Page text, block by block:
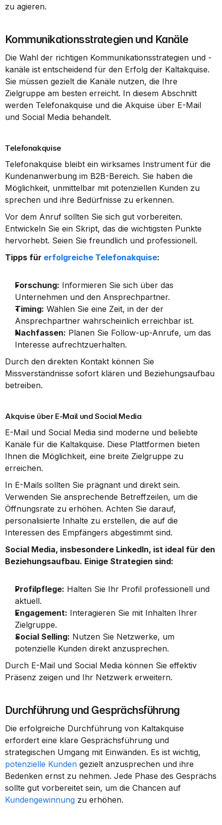
zu agieren.
Kommunikationsstrategien und Kanäle
Die Wahl der richtigen Kommunikationsstrategien und -
kanäle ist entscheidend für den Erfolg der Kaltakquise.
Sie müssen gezielt die Kanäle nutzen, die Ihre
Zielgruppe am besten erreicht. In diesem Abschnitt
werden Telefonakquise und die Akquise über E-Mail
und Social Media behandelt.
Telefonakquise
Telefonakquise bleibt ein wirksames Instrument für die
Kundenanwerbung im B2B-Bereich. Sie haben die
Möglichkeit, unmittelbar mit potenziellen Kunden zu
sprechen und ihre Bedürfnisse zu erkennen.
Vor dem Anruf sollten Sie sich gut vorbereiten.
Entwickeln Sie ein Skript, das die wichtigsten Punkte
hervorhebt. Seien Sie freundlich und professionell.
Tipps für erfolgreiche Telefonakquise:
Forschung: Informieren Sie sich über das
Unternehmen und den Ansprechpartner.
Timing: Wählen Sie eine Zeit, in der der
Ansprechpartner wahrscheinlich erreichbar ist.
Nachfassen: Planen Sie Follow-up-Anrufe, um das
Interesse aufrechtzuerhalten.
Durch den direkten Kontakt können Sie
Missverständnisse sofort klären und Beziehungsaufbau
betreiben.
Akquise über E-Mail und Social Media
E-Mail und Social Media sind moderne und beliebte
Kanäle für die Kaltakquise. Diese Plattformen bieten
Ihnen die Möglichkeit, eine breite Zielgruppe zu
erreichen.
In E-Mails sollten Sie prägnant und direkt sein.
Verwenden Sie ansprechende Betreffzeilen, um die
Öffnungsrate zu erhöhen. Achten Sie darauf,
personalisierte Inhalte zu erstellen, die auf die
Interessen des Empfängers abgestimmt sind.
Social Media, insbesondere LinkedIn, ist ideal für den
Beziehungsaufbau. Einige Strategien sind:
Profilpflege: Halten Sie Ihr Profil professionell und
aktuell.
Engagement: Interagieren Sie mit Inhalten Ihrer
Zielgruppe.
Social Selling: Nutzen Sie Netzwerke, um
potenzielle Kunden direkt anzusprechen.
Durch E-Mail und Social Media können Sie effektiv
Präsenz zeigen und Ihr Netzwerk erweitern.
Durchführung und Gesprächsführung
Die erfolgreiche Durchführung von Kaltakquise
erfordert eine klare Gesprächsführung und
potenzielle Kunden gezielt anzusprechen und ihre
Bedenken ernst zu nehmen. Jede Phase des Gesprächs
Kundengewinnung zu erhöhen.